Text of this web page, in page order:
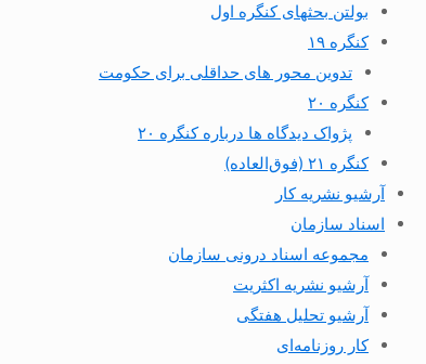
بولتن بحثهای کنگره اول
کنگره ۱۹
تدوین محور های حداقلی برای حکومت
کنگره ۲۰
پژواک دیدگاه ها درباره کنگره ۲۰
کنگره ۲۱ (فوق‌العاده)
آرشیو نشریه کار
اسناد سازمان
مجموعه اسناد درونی سازمان
آرشیو نشریه اکثریت
آرشیو تحلیل هفتگی
کار روزنامه‌ای